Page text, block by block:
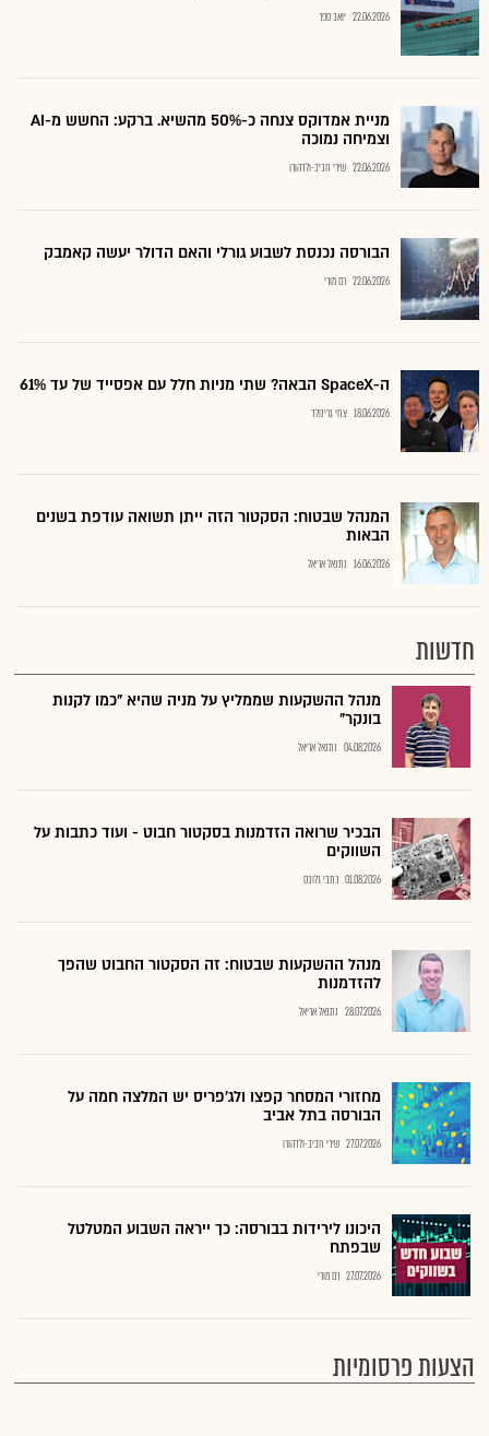
22.06.2026 יואב ספר
מניית אמדוקס צנחה כ-50% מהשיא. ברקע: החשש מ-AI
וצמיחה נמוכה
22.06.2026 שירי חביב-ולדהורן
הבורסה נכנסת לשבוע גורלי והאם הדולר יעשה קאמבק
22.06.2026 רם מורי
ה-SpaceX הבאה? שתי מניות חלל עם אפסייד של עד 61%
18.06.2026 צחי גרינולד
המנהל שבטוח: הסקטור הזה ייתן תשואה עודפת בשנים
הבאות
16.06.2026 נתנאל אריאל
חדשות
מנהל ההשקעות שממליץ על מניה שהיא "כמו לקנות
בונקר"
04.08.2026 נתנאל אריאל
הבכיר שרואה הזדמנות בסקטור חבוט - ועוד כתבות על
השווקים
01.08.2026 כתבי גלובס
מנהל ההשקעות שבטוח: זה הסקטור החבוט שהפך
להזדמנות
28.07.2026 נתנאל אריאל
מחזורי המסחר קפצו ולג'פריס יש המלצה חמה על
הבורסה בתל אביב
27.07.2026 שירי חביב-ולדהורן
היכונו לירידות בבורסה: כך ייראה השבוע המטלטל
שבפתח
27.07.2026 רם מורי
הצעות פרסומיות